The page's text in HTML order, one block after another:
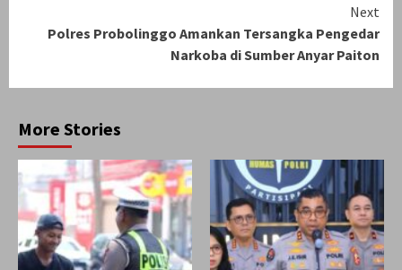
Next
Polres Probolinggo Amankan Tersangka Pengedar
Narkoba di Sumber Anyar Paiton
More Stories